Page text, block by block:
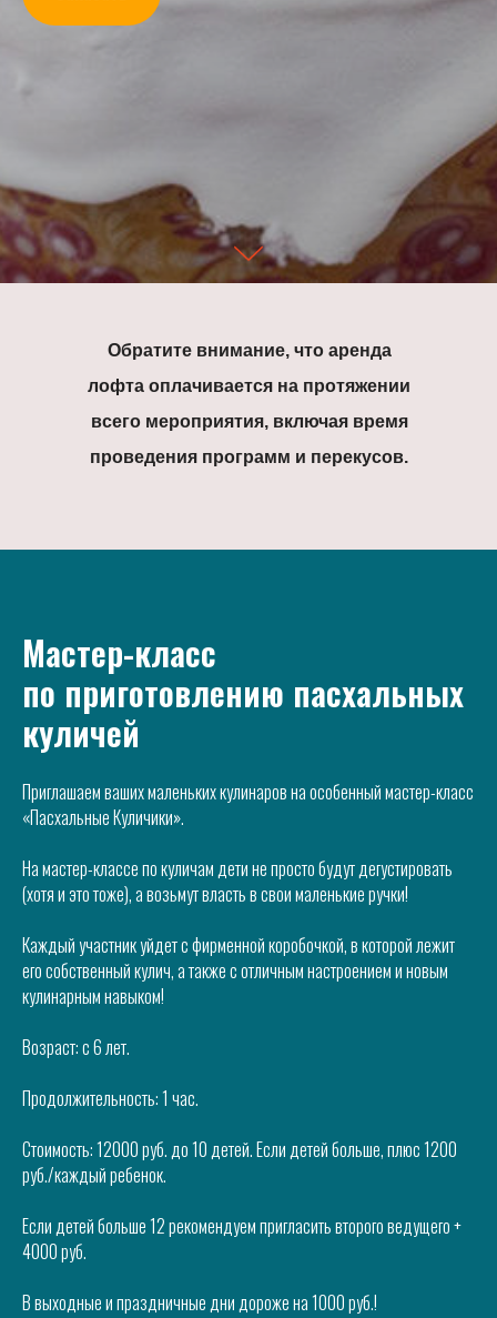
Обратите внимание, что аренда
лофта оплачивается на протяжении
всего мероприятия, включая время
проведения программ и перекусов.
Мастер-класс
по приготовлению пасхальных
куличей
Приглашаем ваших маленьких кулинаров на особенный мастер-класс
«Пасхальные Куличики».
На мастер-классе по куличам дети не просто будут дегустировать
(хотя и это тоже), а возьмут власть в свои маленькие ручки!
Каждый участник уйдет с фирменной коробочкой, в которой лежит
его собственный кулич, а также с отличным настроением и новым
кулинарным навыком!
Возраст: с 6 лет.
Продолжительность: 1 час.
Стоимость: 12000 руб. до 10 детей. Если детей больше, плюс 1200
руб./каждый ребенок.
Если детей больше 12 рекомендуем пригласить второго ведущего +
4000 руб.
В выходные и праздничные дни дороже на 1000 руб.!